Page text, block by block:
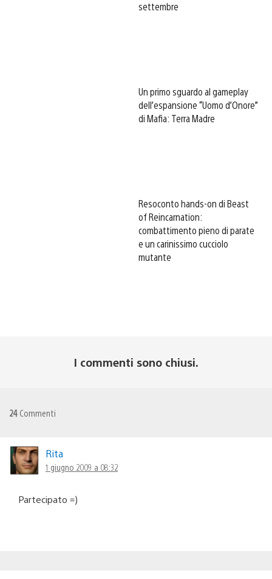
settembre
Un primo sguardo al gameplay
dell’espansione “Uomo d’Onore”
di Mafia: Terra Madre
Resoconto hands-on di Beast
of Reincarnation:
combattimento pieno di parate
e un carinissimo cucciolo
mutante
I commenti sono chiusi.
24 Commenti
Rita
1 giugno 2009 a 08:32
Partecipato =)